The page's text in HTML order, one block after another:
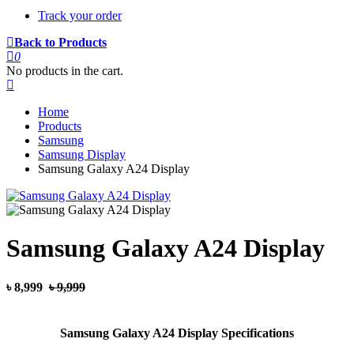
Track your order
Back to Products
0
No products in the cart.
Home
Products
Samsung
Samsung Display
Samsung Galaxy A24 Display
Samsung Galaxy A24 Display
৳ 8,999 ৳ 9,999
Samsung Galaxy A24 Display Specifications